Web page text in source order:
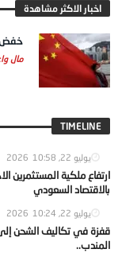
اخبار الاكثر مشاهدة
خفض
مال
TIMELINE
يوليو 22, 2026 10:58
ارتفاع ملكية المستثمرين
بالاقتصاد السعودي
يوليو 22, 2026 10:24
قفزة في تكاليف الشحن
المندب..